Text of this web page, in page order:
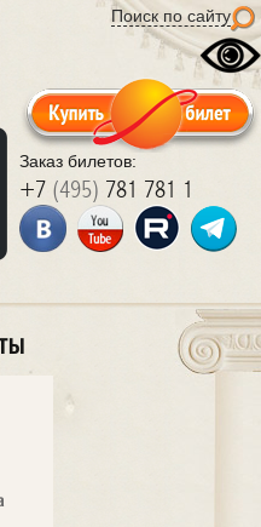
Поиск по сайту
Заказ билетов:
+7 (495) 781 781 1